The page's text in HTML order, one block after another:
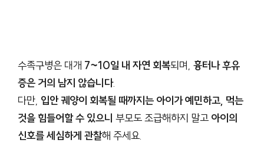
수족구병은 대개 7~10일 내 자연 회복되며, 흉터나 후유
증은 거의 남지 않습니다.
다만, 입안 궤양이 회복될 때까지는 아이가 예민하고, 먹는
것을 힘들어할 수 있으니 부모도 조급해하지 말고 아이의
신호를 세심하게 관찰해 주세요.